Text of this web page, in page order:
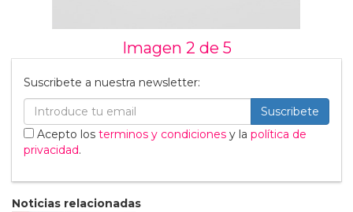
Imagen 2 de 5
Suscribete a nuestra newsletter:
Suscribete
Acepto los terminos y condiciones y la política de
privacidad.
Noticias relacionadas